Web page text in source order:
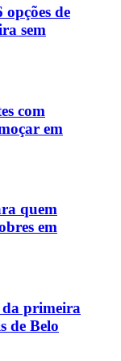
de
sem
com
em
quem
em
primeira
de Belo